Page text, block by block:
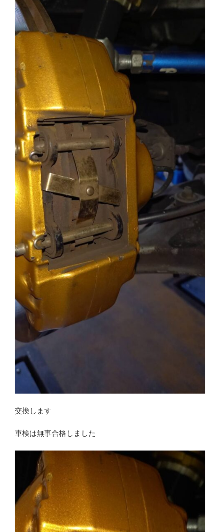
交換します
車検は無事合格しました